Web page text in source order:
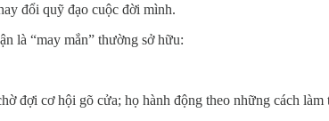
đổi quỹ đạo cuộc đời mình.
là “may mắn” thường sở hữu:
đợi cơ hội gõ cửa; họ hành động theo những cách làm